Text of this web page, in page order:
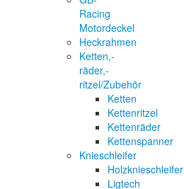
Racing
Motordeckel
Heckrahmen
Ketten,-
räder,-
ritzel/Zubehör
Ketten
Kettenritzel
Kettenräder
Kettenspanner
Knieschleifer
Holzknieschleifer
Ligtech